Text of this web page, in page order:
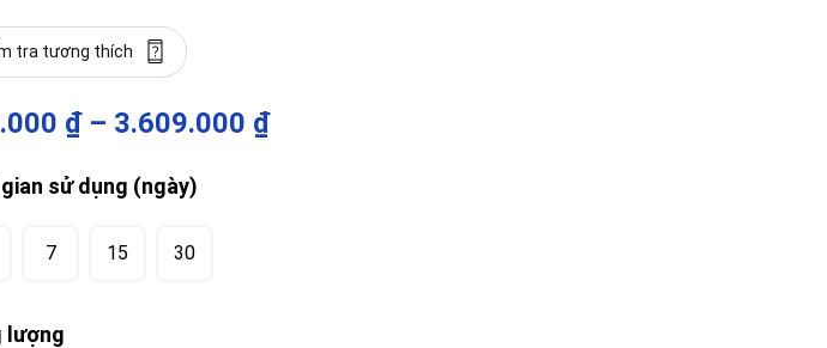
tra tương thích
₫– 3.609.000 ₫
sử dụng (ngày)
7 15 30
lượng